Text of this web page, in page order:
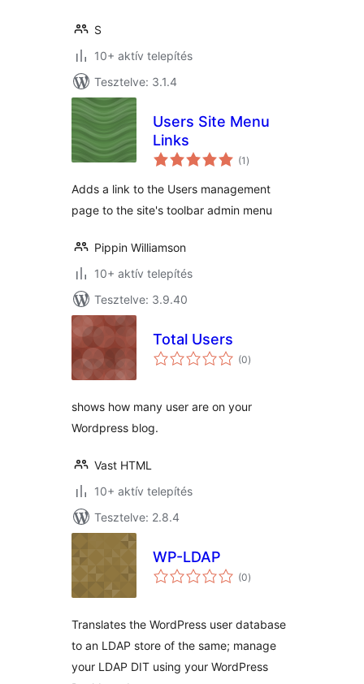
S
10+ aktív telepítés
Tesztelve: 3.1.4
Users Site Menu
Links
(1 értékelés
összesen
)
Adds a link to the Users management
page to the site's toolbar admin menu
Pippin Williamson
10+ aktív telepítés
Tesztelve: 3.9.40
Total Users
(0értékelés
összesen
)
shows how many user are on your
Wordpress blog.
Vast HTML
10+ aktív telepítés
Tesztelve: 2.8.4
WP-LDAP
(0értékelés
összesen
)
Translates the WordPress user database
to an LDAP store of the same; manage
your LDAP DIT using your WordPress